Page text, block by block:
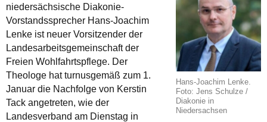
Hans-Joachim Lenke.
Foto: Jens Schulze /
Diakonie in
Niedersachsen
niedersächsische Diakonie-
Vorstandssprecher Hans-Joachim
Lenke ist neuer Vorsitzender der
Landesarbeitsgemeinschaft der
Freien Wohlfahrtspflege. Der
Theologe hat turnusgemäß zum 1.
Januar die Nachfolge von Kerstin
Tack angetreten, wie der
Landesverband am Dienstag in